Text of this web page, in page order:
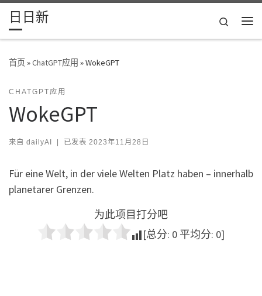
Skip to content
日日新
Search
首页»ChatGPT应用 »WokeGPT
CHATGPT应用
WokeGPT
来自 dailyAI | 已发表 2023年11月28日
Für eine Welt, in der viele Welten Platz haben – innerhalb
planetarer Grenzen.
为此项目打分吧
[总分: 0 平均分: 0]